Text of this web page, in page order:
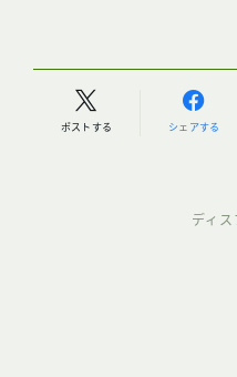
ポストする シェアする
ディ